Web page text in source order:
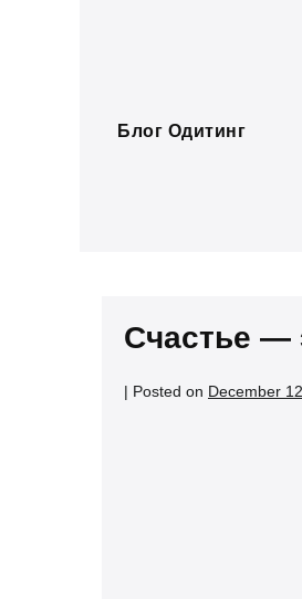
Блог Одитинг
Счастье —
| Posted on December